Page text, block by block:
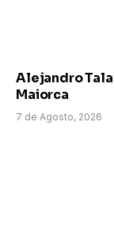
Alejandro
Maiorca
7 de Agosto, 2026